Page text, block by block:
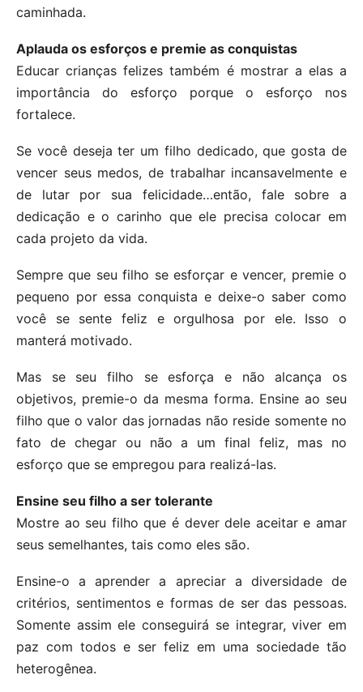
caminhada.
Aplauda os esforços e premie as conquistas
Educar crianças felizes também é mostrar a elas a
importância do esforço porque o esforço nos
fortalece.
Se você deseja ter um filho dedicado, que gosta de
vencer seus medos, de trabalhar incansavelmente e
de lutar por sua felicidade…então, fale sobre a
dedicação e o carinho que ele precisa colocar em
cada projeto da vida.
Sempre que seu filho se esforçar e vencer, premie o
pequeno por essa conquista e deixe-o saber como
você se sente feliz e orgulhosa por ele. Isso o
manterá motivado.
Mas se seu filho se esforça e não alcança os
objetivos, premie-o da mesma forma. Ensine ao seu
filho que o valor das jornadas não reside somente no
fato de chegar ou não a um final feliz, mas no
esforço que se empregou para realizá-las.
Ensine seu filho a ser tolerante
Mostre ao seu filho que é dever dele aceitar e amar
seus semelhantes, tais como eles são.
Ensine-o a aprender a apreciar a diversidade de
critérios, sentimentos e formas de ser das pessoas.
Somente assim ele conseguirá se integrar, viver em
paz com todos e ser feliz em uma sociedade tão
heterogênea.